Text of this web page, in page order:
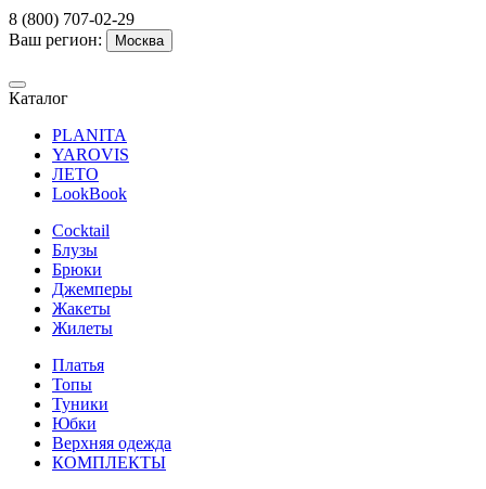
8 (800) 707-02-29
Ваш регион:
Москва
Каталог
PLANITA
YAROVIS
ЛЕТО
LookBook
Cocktail
Блузы
Брюки
Джемперы
Жакеты
Жилеты
Платья
Топы
Туники
Юбки
Верхняя одежда
КОМПЛЕКТЫ